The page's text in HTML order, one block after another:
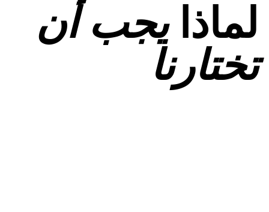
لماذايجب أن
تختارنا